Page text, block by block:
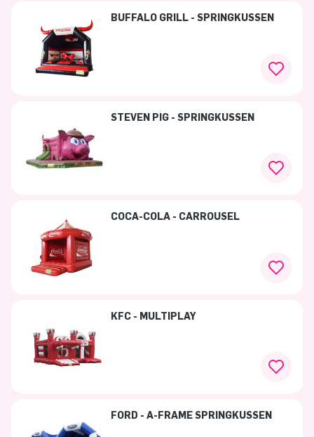
BUFFALO GRILL - SPRINGKUSSEN
STEVEN PIG - SPRINGKUSSEN
COCA-COLA - CARROUSEL
KFC - MULTIPLAY
FORD - A-FRAME SPRINGKUSSEN